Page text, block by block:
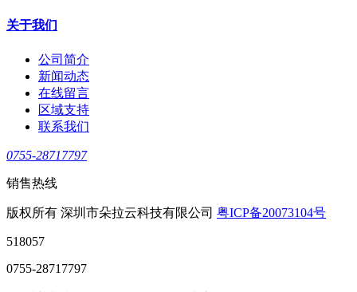
关于我们
公司简介
新闻动态
在线留言
区域支持
联系我们
0755-28717797
销售热线
版权所有 深圳市朵拉云科技有限公司 粤ICP备20073104号
518057
0755-28717797